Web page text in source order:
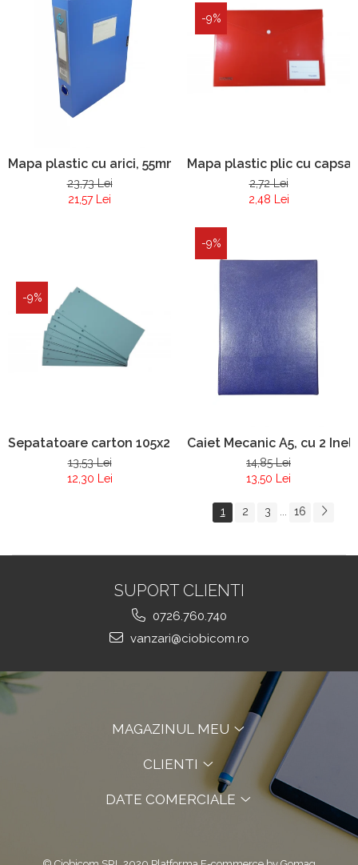
Mapa plastic cu arici, 55mm
23,73 Lei
21,57 Lei
-9%
Mapa plastic plic cu capsa
2,72 Lei
2,48 Lei
-9%
Sepatatoare carton 105x240 mm
13,53 Lei
12,30 Lei
-9%
Caiet Mecanic A5, cu 2
14,85 Lei
13,50 Lei
1 2 3 16
SUPORT CLIENTI
0726.760.740
vanzari@ciobicom.ro
MAGAZINUL MEU
CLIENTI
DATE COMERCIALE